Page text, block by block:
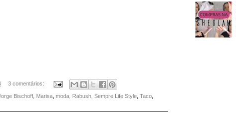
3 comentários:
Bischoff Marisa moda Rabush Sempre Life Style Taco